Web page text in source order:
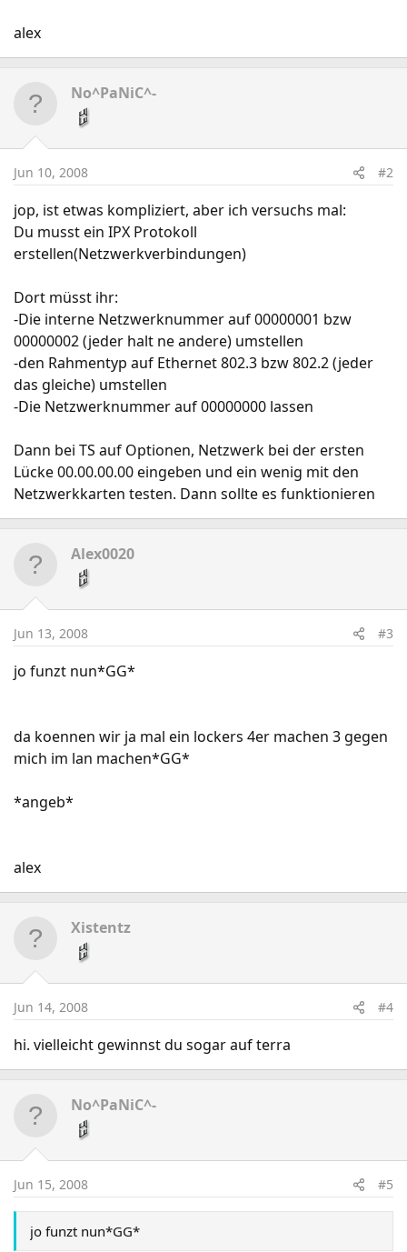
alex
No^PaNiC^-
Jun 10, 2008 #2
jop, ist etwas kompliziert, aber ich versuchs mal:
Du musst ein IPX Protokoll
erstellen(Netzwerkverbindungen)
Dort müsst ihr:
-Die interne Netzwerknummer auf 00000001 bzw
00000002 (jeder halt ne andere) umstellen
-den Rahmentyp auf Ethernet 802.3 bzw 802.2 (jeder
das gleiche) umstellen
-Die Netzwerknummer auf 00000000 lassen
Dann bei TS auf Optionen, Netzwerk bei der ersten
Lücke 00.00.00.00 eingeben und ein wenig mit den
Netzwerkkarten testen. Dann sollte es funktionieren
Alex0020
Jun 13, 2008 #3
jo funzt nun*GG*
da koennen wir ja mal ein lockers 4er machen 3 gegen
mich im lan machen*GG*
*angeb*
alex
Xistentz
Jun 14, 2008 #4
hi. vielleicht gewinnst du sogar auf terra
No^PaNiC^-
Jun 15, 2008 #5
jo funzt nun*GG*